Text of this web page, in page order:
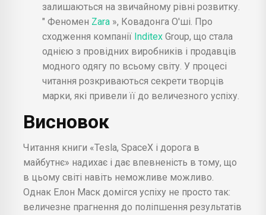
залишаються на звичайному рівні розвитку.
" Феномен Zara », Ковадонга О'ші. Про
сходження компанії Inditex Group, що стала
однією з провідних виробників і продавців
модного одягу по всьому світу. У процесі
читання розкриваються секрети творців
марки, які привели її до величезного успіху.
Висновок
Читання книги «Tesla, SpaceX і дорога в
майбутнє» надихає і дає впевненість в тому, що
в цьому світі навіть неможливе можливо.
Однак Елон Маск домігся успіху не просто так:
величезне прагнення до поліпшення результатів